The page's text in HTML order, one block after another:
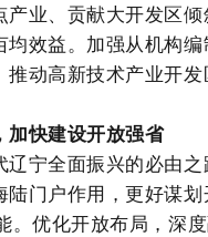
业、贡献大开发区
效益。加强从机构
动高新技术产业开
加快建设开放强省
宁全面振兴的必由
门户作用，更好谋
。优化开放布局，深